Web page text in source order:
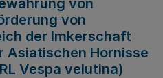
von
von
der Imkerschaft
Asiatischen Hornisse
Vespa velutina)